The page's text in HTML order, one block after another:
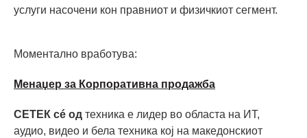
услуги насочени кон правниот и физичкиот сегмент.
Моментално вработува:
Mенаџер за Корпоративна продажба
СЕТЕК сé од техника е лидер во областа на ИТ,
аудио, видео и бела техника кој на македонскиот